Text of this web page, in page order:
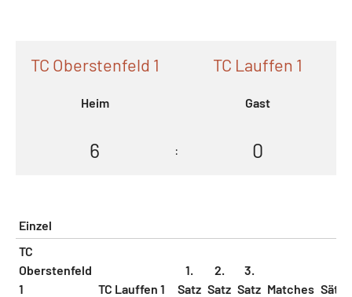
TC Oberstenfeld 1
Heim
TC Lauffen 1
Gast
6 : 0
Einzel
TC
Oberstenfeld
1
TC Lauffen 1
1.
Satz
2.
Satz
3.
Satz Matches Sätze